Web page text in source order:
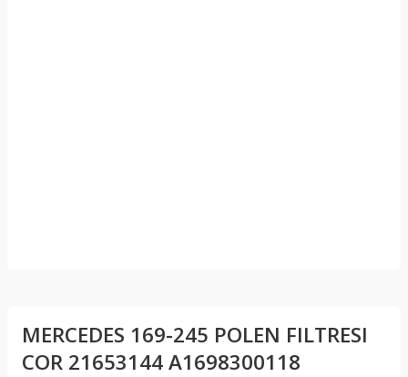
MERCEDES 169-245 POLEN FILTRESI
COR 21653144 A1698300118